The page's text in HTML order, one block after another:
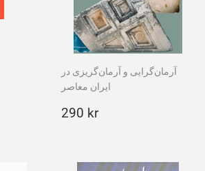
آرمان‌گرایی و آرمان‌گریزی در
ایران معاصر
Ordinarie
290 kr290